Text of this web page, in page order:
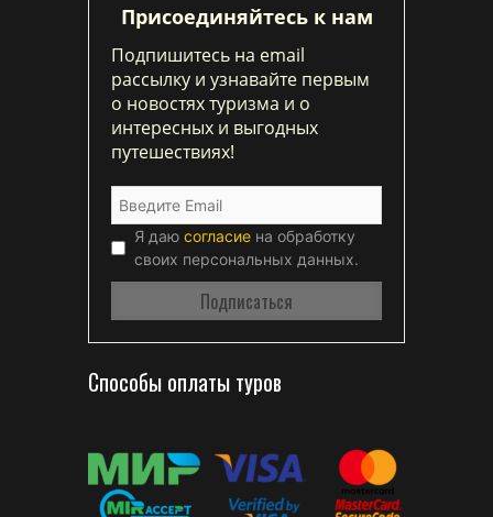
Присоединяйтесь к нам
Подпишитесь на email
рассылку и узнавайте первым
о новостях туризма и о
интересных и выгодных
путешествиях!
Я даю согласие на обработку
своих персональных данных.
Способы оплаты туров